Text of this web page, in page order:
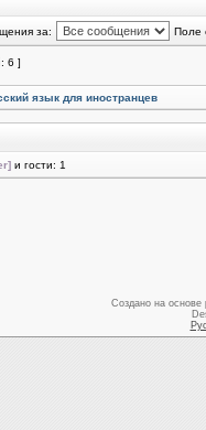
за: Поле
6 ]
язык для иностранцев
и гости: 1
Создано на основе